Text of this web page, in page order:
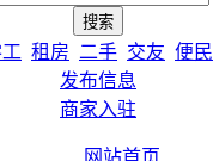
租房 二手 交友 便民
发布信息
商家入驻
网站首页